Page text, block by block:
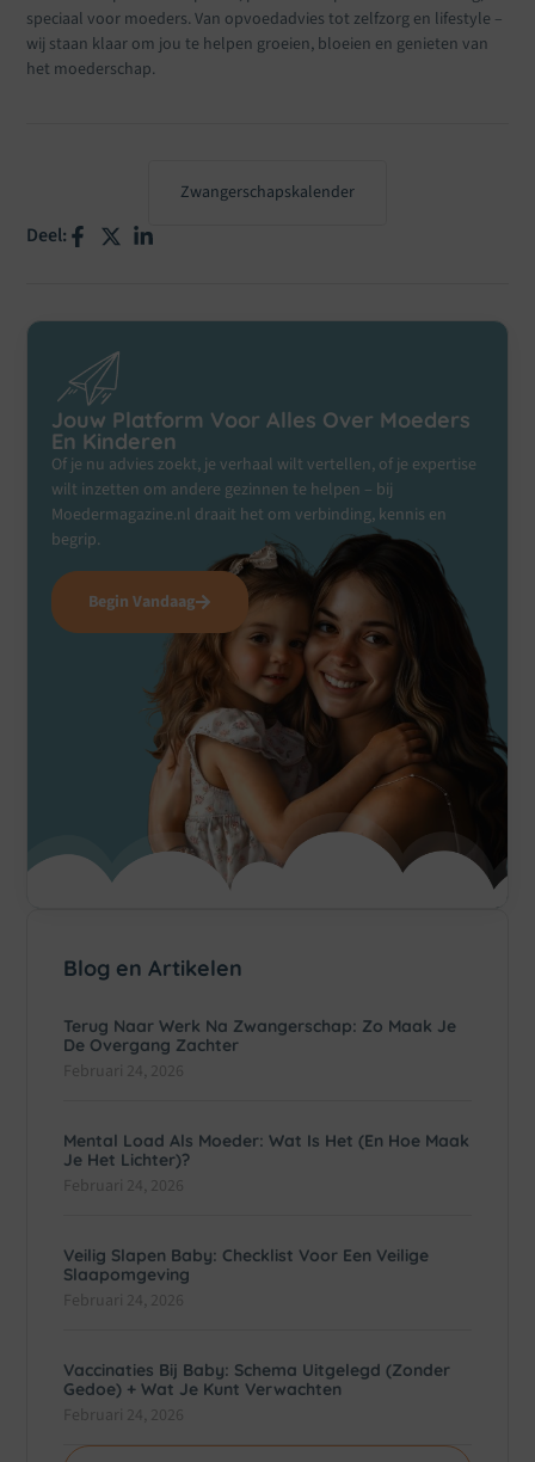
speciaal voor moeders. Van opvoedadvies tot zelfzorg en lifestyle –
wij staan klaar om jou te helpen groeien, bloeien en genieten van
het moederschap.
Zwangerschapskalender
Deel:
Blog en Artikelen
Terug Naar Werk Na Zwangerschap: Zo Maak Je
De Overgang Zachter
Februari 24, 2026
Mental Load Als Moeder: Wat Is Het (en Hoe Maak
Je Het Lichter)?
Februari 24, 2026
Veilig Slapen Baby: Checklist Voor Een Veilige
Slaapomgeving
Februari 24, 2026
Vaccinaties Bij Baby: Schema Uitgelegd (zonder
Gedoe) + Wat Je Kunt Verwachten
Februari 24, 2026
Jouw Platform Voor Alles Over Moeders
En Kinderen
Of je nu advies zoekt, je verhaal wilt vertellen, of je expertise
wilt inzetten om andere gezinnen te helpen – bij
Moedermagazine.nl draait het om verbinding, kennis en
begrip.
Begin Vandaag